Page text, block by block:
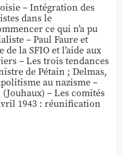
– Intégration des
dans le
ce qui n’a pu
– Paul Faure et
la SFIO et l’aide aux
– Les trois tendances
de Pétain ; Delmas,
au nazisme –
– Les comités
1943 : réunification